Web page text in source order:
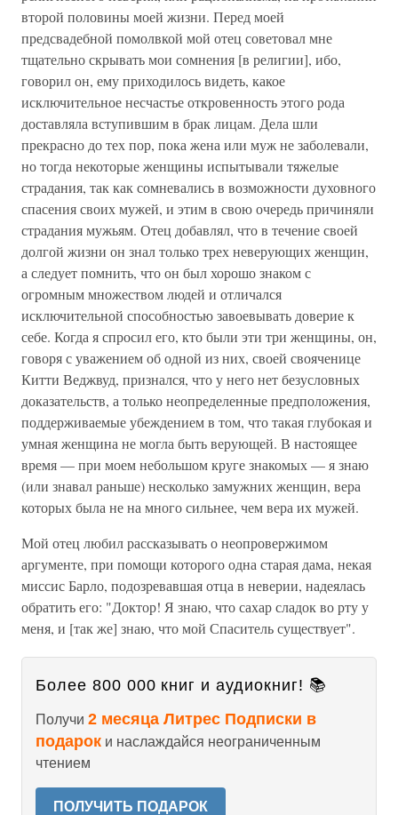
второй половины моей жизни. Перед моей
предсвадебной помолвкой мой отец советовал мне
тщательно скрывать мои сомнения [в религии], ибо,
говорил он, ему приходилось видеть, какое
исключительное несчастье откровенность этого рода
доставляла вступившим в брак лицам. Дела шли
прекрасно до тех пор, пока жена или муж не заболевали,
но тогда некоторые женщины испытывали тяжелые
страдания, так как сомневались в возможности духовного
спасения своих мужей, и этим в свою очередь причиняли
страдания мужьям. Отец добавлял, что в течение своей
долгой жизни он знал только трех неверующих женщин,
а следует помнить, что он был хорошо знаком с
огромным множеством людей и отличался
исключительной способностью завоевывать доверие к
себе. Когда я спросил его, кто были эти три женщины, он,
говоря с уважением об одной из них, своей свояченице
Китти Веджвуд, признался, что у него нет безусловных
доказательств, а только неопределенные предположения,
поддерживаемые убеждением в том, что такая глубокая и
умная женщина не могла быть верующей. В настоящее
время — при моем небольшом круге знакомых — я знаю
(или знавал раньше) несколько замужних женщин, вера
которых была не на много сильнее, чем вера их мужей.
Мой отец любил рассказывать о неопровержимом
аргументе, при помощи которого одна старая дама, некая
миссис Барло, подозревавшая отца в неверии, надеялась
обратить его: "Доктор! Я знаю, что сахар сладок во рту у
меня, и [так же] знаю, что мой Спаситель существует".
Более 800 000 книг и аудиокниг! 📚
Получи 2 месяца Литрес Подписки в
подарок и наслаждайся неограниченным
чтением
ПОЛУЧИТЬ ПОДАРОК